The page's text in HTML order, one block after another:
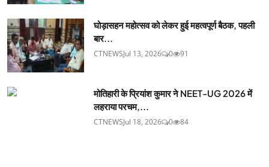
घोड़ासहन महोत्सव को लेकर हुई महत्वपूर्ण बैठक, पहली
बार...
CTNEWSJul 13, 2026 0 91
मोतिहारी के प्रियांश कुमार ने NEET-UG 2026 में
लहराया परचम,...
CTNEWSJul 18, 2026 0 84